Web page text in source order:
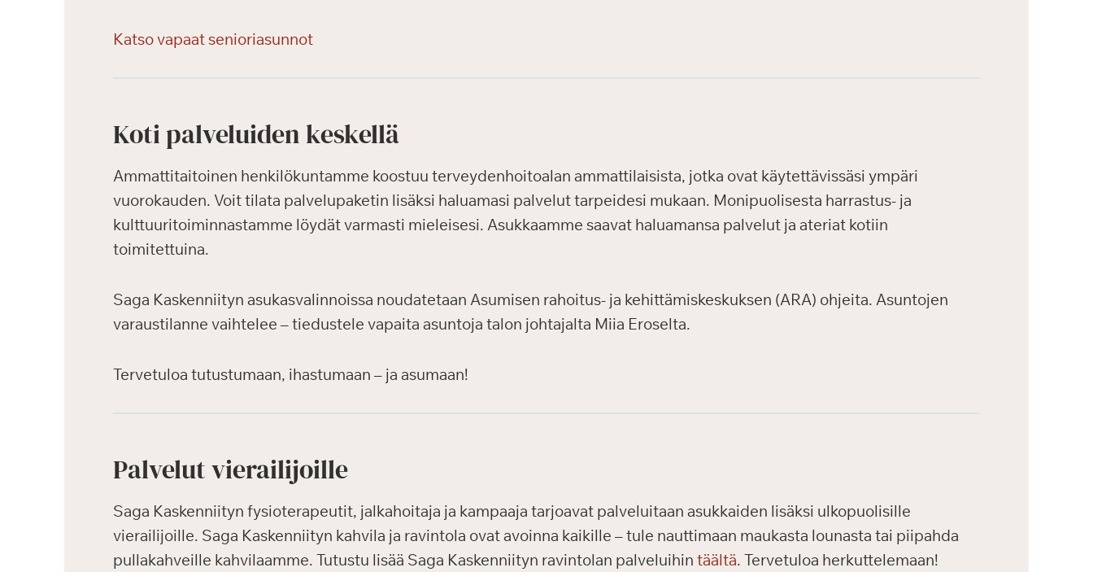
Katso vapaat senioriasunnot
Koti palveluiden keskellä
Ammattitaitoinen henkilökuntamme koostuu terveydenhoitoalan ammattilaisista, jotka ovat käytettävissäsi ympäri
vuorokauden. Voit tilata palvelupaketin lisäksi haluamasi palvelut tarpeidesi mukaan. Monipuolisesta harrastus- ja
kulttuuritoiminnastamme löydät varmasti mieleisesi. Asukkaamme saavat haluamansa palvelut ja ateriat kotiin
toimitettuina.
Saga Kaskenniityn asukasvalinnoissa noudatetaan Asumisen rahoitus- ja kehittämiskeskuksen (ARA) ohjeita. Asuntojen
varaustilanne vaihtelee – tiedustele vapaita asuntoja talon johtajalta Miia Eroselta.
Tervetuloa tutustumaan, ihastumaan – ja asumaan!
Palvelut vierailijoille
Saga Kaskenniityn fysioterapeutit, jalkahoitaja ja kampaaja tarjoavat palveluitaan asukkaiden lisäksi ulkopuolisille
vierailijoille. Saga Kaskenniityn kahvila ja ravintola ovat avoinna kaikille – tule nauttimaan maukasta lounasta tai piipahda
pullakahveille kahvilaamme. Tutustu lisää Saga Kaskenniityn ravintolan palveluihin täältä. Tervetuloa herkuttelemaan!